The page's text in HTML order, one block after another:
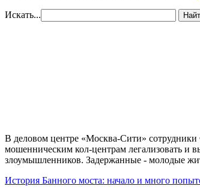
Искать...
В деловом центре «Москва-Сити»
мошенническим кол-центрам легализовать и
злоумышленников. Задержанные - молодые
История Банного моста: начало и много